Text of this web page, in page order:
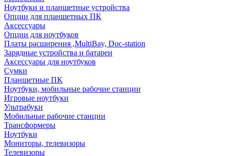
Ноутбуки и планшетные устройства
Опции для планшетных ПК
Аксессуары
Опции для ноутбуков
Платы расширения ,MultiBay, Doc-station
Зарядные устройства и батареи
Аксессуары для ноутбуков
Сумки
Планшетные ПК
Ноутбуки, мобильные рабочие станции
Игровые ноутбуки
Ультрабуки
Мобильные рабочие станции
Трансформеры
Ноутбуки
Мониторы, телевизоры
Телевизоры